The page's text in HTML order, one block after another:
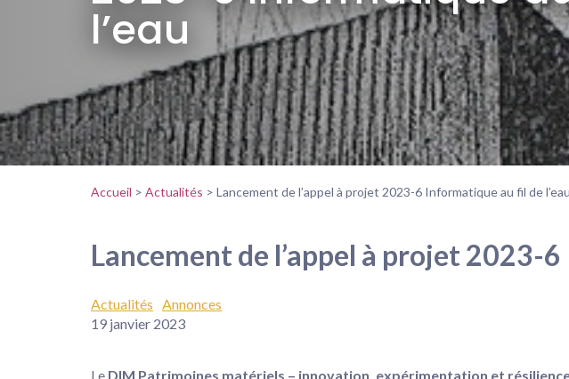
l’eau
Accueil > Actualités > Lancement de l’appel à projet 2023-6 Informatique au fil de l’eau
Lancement de l’appel à projet 2023-
Actualités
Annonces
19 janvier 2023
Le DIM Patrimoines matériels – innovation, expérimentation et